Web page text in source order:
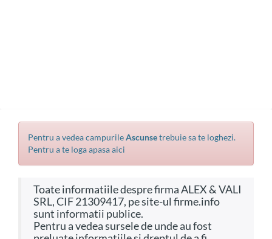
Pentru a vedea campurileAscunsetrebuie sa te loghezi.
Pentru a te loga apasa aici
Toate informatiile despre firma ALEX & VALI
SRL, CIF 21309417, pe site-ul firme.info
sunt informatii publice.
Pentru a vedea sursele de unde au fost